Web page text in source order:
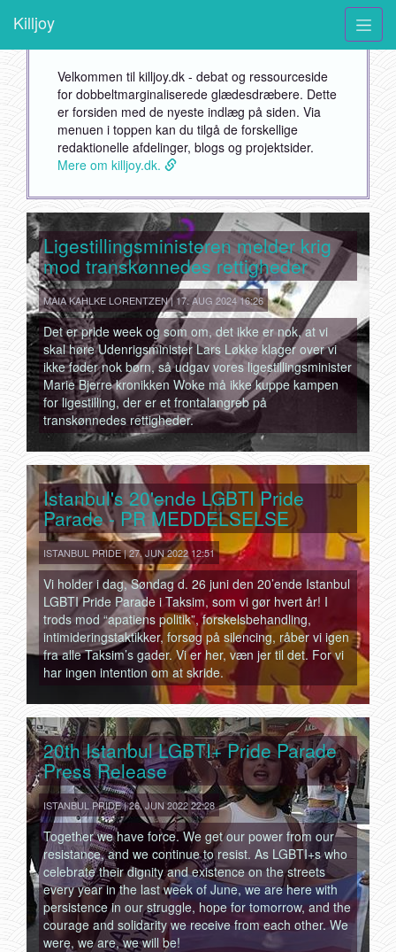
Killjoy
Velkommen til killjoy.dk - debat og ressourceside
for dobbeltmarginaliserede glædesdræbere. Dette
er forsiden med de nyeste indlæg på siden. Via
menuen i toppen kan du tilgå de forskellige
redaktionelle afdelinger, blogs og projektsider.
Mere om killjoy.dk.
Ligestillingsministeren melder krig
mod transkønnedes rettigheder
MAIA KAHLKE LORENTZEN | 17. AUG 2024 16:26
Det er pride week og som om, det ikke er nok, at vi
skal høre Udenrigsminister Lars Løkke klager over vi
ikke føder nok børn, så udgav vores ligestillingsminister
Marie Bjerre kronikken Woke må ikke kuppe kampen
for ligestilling, der er et frontalangreb på
transkønnedes rettigheder.
Istanbul's 20'ende LGBTI Pride
Parade - PR MEDDELSELSE
ISTANBUL PRIDE | 27. JUN 2022 12:51
Vi holder i dag, Søndag d. 26 juni den 20’ende Istanbul
LGBTI Pride Parade i Taksim, som vi gør hvert år! I
trods mod “apatiens politik”, forskelsbehandling,
intimideringstaktikker, forsøg på silencing, råber vi igen
fra alle Taksim’s gader. Vi er her, væn jer til det. For vi
har ingen intention om at skride.
20th Istanbul LGBTI+ Pride Parade
Press Release
ISTANBUL PRIDE | 26. JUN 2022 22:28
Together we have force. We get our power from our
resistance, and we continue to resist. As LGBTI+s who
celebrate their dignity and existence on the streets
every year in the last week of June, we are here with
persistence in our struggle, hope for tomorrow, and the
courage and solidarity we receive from each other. We
were, we are, we will be!